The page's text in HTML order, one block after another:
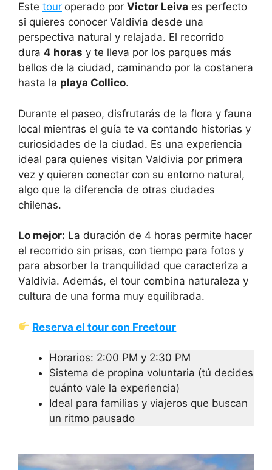
Este tour operado por Victor Leiva es perfecto
si quieres conocer Valdivia desde una
perspectiva natural y relajada. El recorrido
dura 4 horas y te lleva por los parques más
bellos de la ciudad, caminando por la costanera
hasta la playa Collico.
Durante el paseo, disfrutarás de la flora y fauna
local mientras el guía te va contando historias y
curiosidades de la ciudad. Es una experiencia
ideal para quienes visitan Valdivia por primera
vez y quieren conectar con su entorno natural,
algo que la diferencia de otras ciudades
chilenas.
Lo mejor: La duración de 4 horas permite hacer
el recorrido sin prisas, con tiempo para fotos y
para absorber la tranquilidad que caracteriza a
Valdivia. Además, el tour combina naturaleza y
cultura de una forma muy equilibrada.
Reserva el tour con Freetour
Horarios: 2:00 PM y 2:30 PM
Sistema de propina voluntaria (tú decides
cuánto vale la experiencia)
Ideal para familias y viajeros que buscan
un ritmo pausado